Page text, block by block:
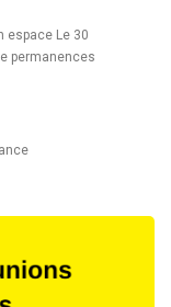
espace Le 30
permanences